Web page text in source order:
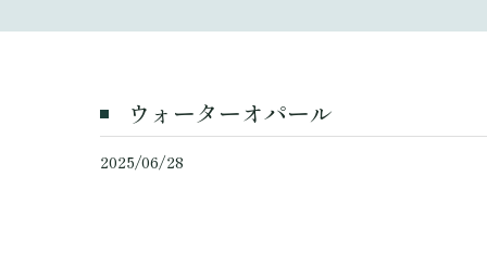
ウォーターオパール
2025/06/28